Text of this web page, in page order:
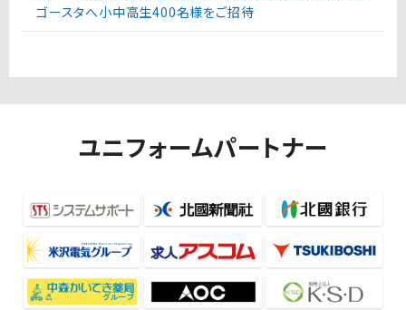
ゴースタへ小中高生400名様をご招待
ユニフォームパートナー